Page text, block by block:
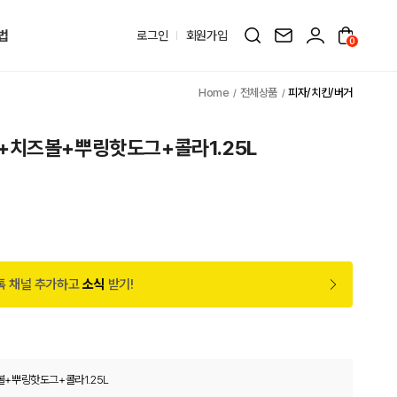
로그인 회원가입 0
전체상품 피자/치킨/버거
치즈볼+뿌링핫도그+콜라1.25L
채널 추가하고소식 받기!
+뿌링핫도그+콜라1.25L